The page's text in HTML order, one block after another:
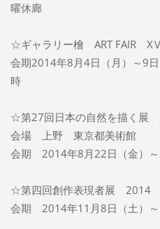
曜休廊
☆ギャラリー檜 ART FAIR
会期2014年8月4日（月）～9
時
☆第27回日本の自然を描く展
会場 上野 東京都美術館
会期 2014年8月22日（金）～
☆第四回創作表現者展 2014
会期 2014年11月8日（土）